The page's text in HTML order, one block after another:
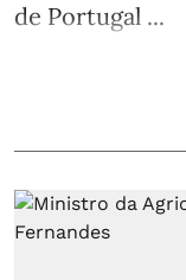
de Portugal ...